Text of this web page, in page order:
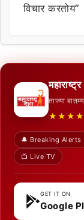
विचार करतोय”
ताज्या
🔔 Breaking Alerts
📺 Live TV
GET IT ON
Google